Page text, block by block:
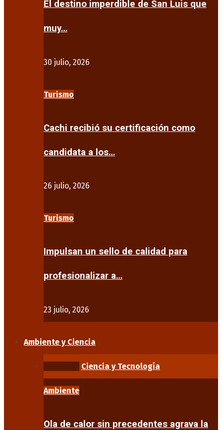
El destino imperdible de San Luis que
muy…
30 julio, 2026
Turismo
Cachi recibió su certificación como
candidata a los…
26 julio, 2026
Turismo
Impulsan un sello de calidad para
profesionalizar a…
23 julio, 2026
Ambiente y Ciencia
Ciencia y Tecnología
Ambiente
Ola de calor sin precedentes agrava la